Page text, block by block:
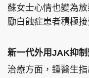
蘇女士心情也變為
勵白蝕症患者積極接
新一代外用JAK抑
治療方面，鍾醫生